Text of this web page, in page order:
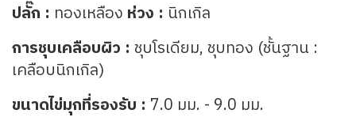
ปลั๊ก : ทองเหลือง ห่วง : นิกเกิล
การชุบเคลือบผิว : ชุบโรเดียม, ชุบทอง (ชั้นฐาน :
เคลือบนิกเกิล)
ขนาดไข่มุกที่รองรับ : 7.0 มม. - 9.0 มม.